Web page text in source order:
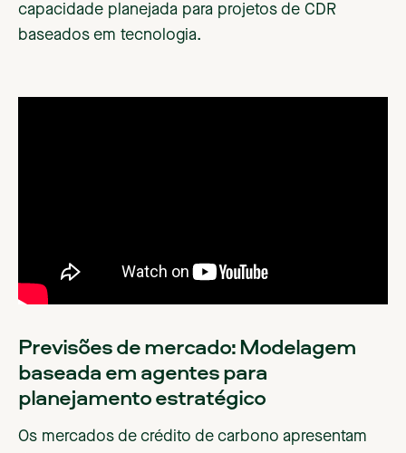
capacidade planejada para projetos de CDR
baseados em tecnologia.
Previsões de mercado: Modelagem
baseada em agentes para
planejamento estratégico
Os mercados de crédito de carbono apresentam